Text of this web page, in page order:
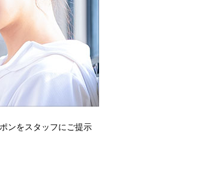
ンをスタッフにご提示